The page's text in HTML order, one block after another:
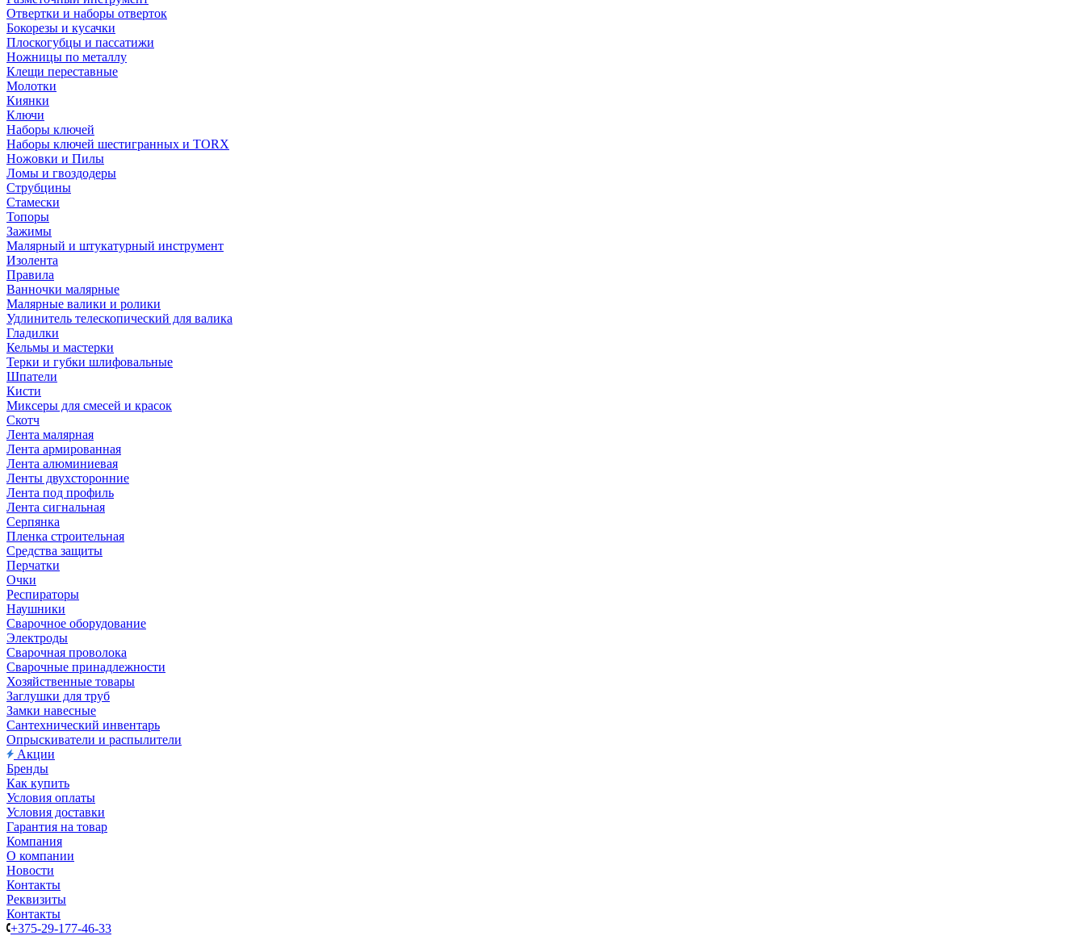
Отвертки и наборы отверток
Бокорезы и кусачки
Плоскогубцы и пассатижи
Ножницы по металлу
Клещи переставные
Молотки
Киянки
Ключи
Наборы ключей
Наборы ключей шестигранных и TORX
Ножовки и Пилы
Ломы и гвоздодеры
Струбцины
Стамески
Топоры
Зажимы
Малярный и штукатурный инструмент
Изолента
Правила
Ванночки малярные
Малярные валики и ролики
Удлинитель телескопический для валика
Гладилки
Кельмы и мастерки
Терки и губки шлифовальные
Шпатели
Кисти
Миксеры для смесей и красок
Скотч
Лента малярная
Лента армированная
Лента алюминиевая
Ленты двухсторонние
Лента под профиль
Лента сигнальная
Серпянка
Пленка строительная
Средства защиты
Перчатки
Очки
Респираторы
Наушники
Сварочное оборудование
Электроды
Сварочная проволока
Сварочные принадлежности
Хозяйственные товары
Заглушки для труб
Замки навесные
Сантехнический инвентарь
Опрыскиватели и распылители
Акции
Бренды
Как купить
Условия оплаты
Условия доставки
Гарантия на товар
Компания
О компании
Новости
Контакты
Реквизиты
Контакты
+375-29-177-46-33